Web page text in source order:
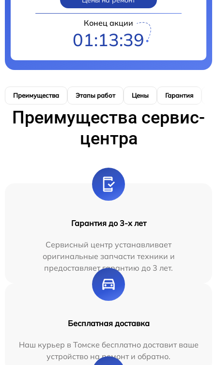
Конец акции
01:13:38
Преимущества Этапы работ Цены Гарантия
Преимущества сервис-
центра
Гарантия до 3-х лет
Сервисный центр устанавливает
оригинальные запчасти техники и
предоставляет гарантию до 3 лет.
Бесплатная доставка
Наш курьер в Томске бесплатно доставит ваше
устройство на ремонт и обратно.